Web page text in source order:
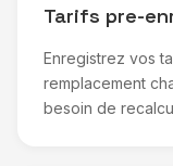
Tarifs pre-
Enregistrez vos
remplacement
besoin de